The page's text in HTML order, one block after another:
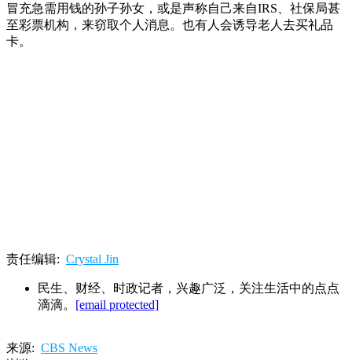
冒充急需用钱的孙子孙女，或是声称自己来自IRS、社保局甚
至彩票机构，来窃取个人消息。也有人会诱导老人去买礼品
卡。
责任编辑: Crystal Jin
民生、财经、时政记者，兴趣广泛，关注生活中的点点
滴滴。 [email protected]
来源: CBS News